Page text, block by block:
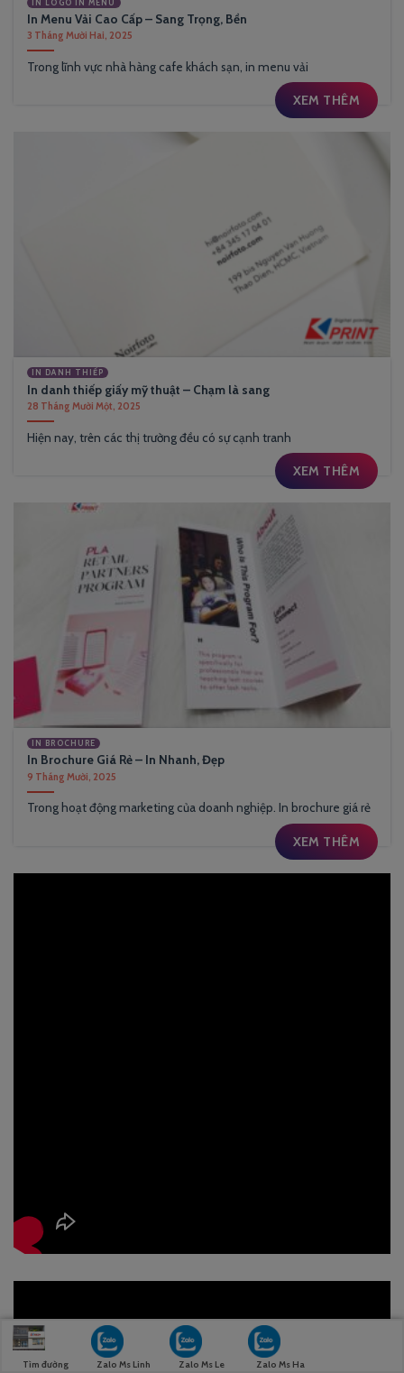
In Menu Vải Cao Cấp – Sang Trọng, Bền
3 Tháng Mười Hai, 2025
Trong lĩnh vực nhà hàng cafe khách sạn, in menu vải
XEM THÊM
IN DANH THIẾP
In danh thiếp giấy mỹ thuật – Chạm là sang
28 Tháng Mười Một, 2025
Hiện nay, trên các thị trường đều có sự cạnh tranh
XEM THÊM
IN BROCHURE
In Brochure Giá Rẻ – In Nhanh, Đẹp
9 Tháng Mười, 2025
Trong hoạt động marketing của doanh nghiệp. In brochure giá rẻ
XEM THÊM
Tìm đường Zalo Ms Linh Zalo Ms Le Zalo Ms Ha